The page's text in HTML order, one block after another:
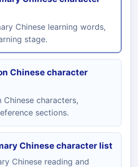
Chinese learning words,
stage.
Chinese character
Chinese characters,
sections.
Chinese character list
Chinese reading and